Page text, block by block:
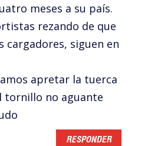
meses a su país.
rezando de que
cargadores, siguen en
apretar la tuerca
tornillo no aguante
RESPONDER